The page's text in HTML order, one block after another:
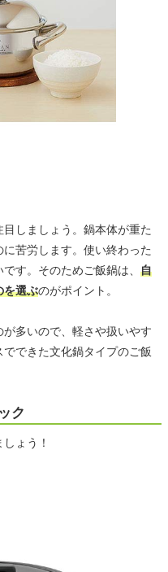
しましょう。鍋本体が重た
苦労します。使い終わった
す。そのためご飯鍋は、 自
を選ぶのがポイント。
多いので、軽さや扱いやす
できた文化鍋タイプのご飯
ク
ょう！